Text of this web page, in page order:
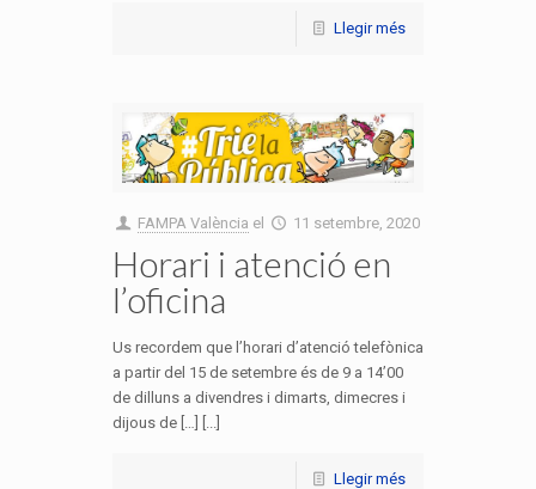
Llegir més
FAMPA València el 11 setembre, 2020
Horari i atenció en
l’oficina
Us recordem que l’horari d’atenció telefònica
a partir del 15 de setembre és de 9 a 14’00
de dilluns a divendres i dimarts, dimecres i
dijous de […] [...]
Llegir més